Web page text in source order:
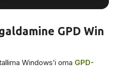
GPD Win
Windows’i oma GPD-